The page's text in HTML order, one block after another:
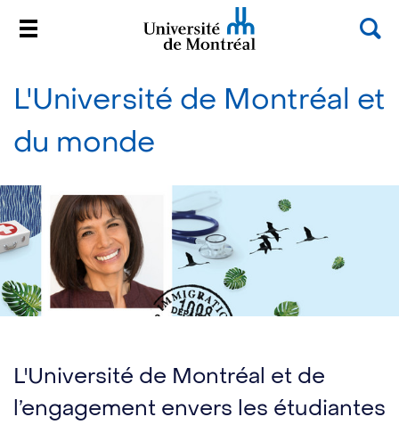
contenu
L'Université de Montréal et
du monde
L'Université de Montréal et de
l’engagement envers les étudiantes